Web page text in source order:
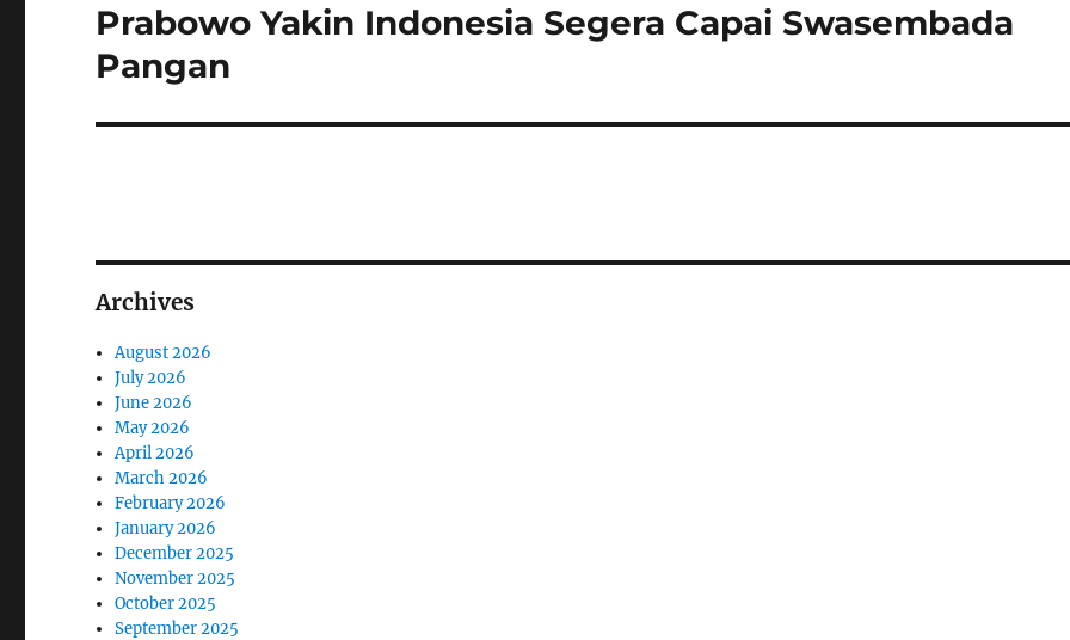
Next
post:
Prabowo Yakin Indonesia Segera Capai Swasembada
Pangan
Archives
August 2026
July 2026
June 2026
May 2026
April 2026
March 2026
February 2026
January 2026
December 2025
November 2025
October 2025
September 2025